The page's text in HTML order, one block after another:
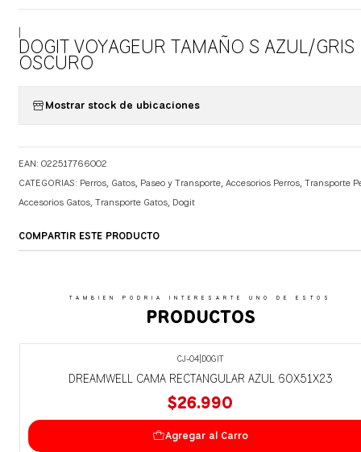
DOGIT VOYAGEUR TAMAÑO S AZUL/GRIS
OSCURO
Mostrar stock de ubicaciones
EAN: 022517766002
CATEGORIAS: Perros, Gatos, Paseo y Transporte,Accesorios Perros,Transporte
Accesorios Gatos,Transporte Gatos, Dogit
COMPARTIR ESTE PRODUCTO
TAMBIEN PODRIA INTERESARTE UNO DE ESTOS
PRODUCTOS
CJ-04 DOGIT
DREAMWELL CAMA RECTANGULAR AZUL 60X51X23
$26.990
Agregar al Carro